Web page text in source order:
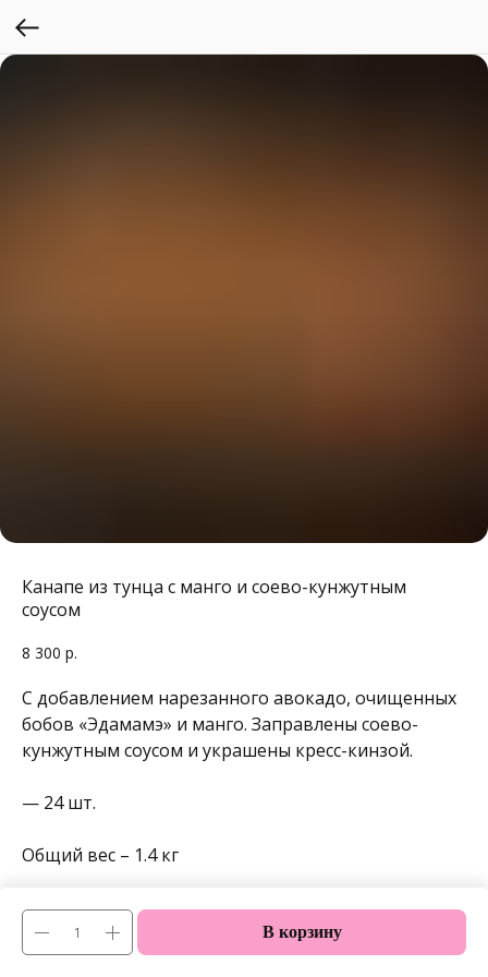
Канапе из тунца с манго и соево-кунжутным
соусом
8 300 р.
В корзину
C добавлением нарезанного авокадо, очищенных
бобов «Эдамамэ» и манго. Заправлены соево-
кунжутным соусом и украшены кресс-кинзой.
— 24 шт.
Общий вес – 1.4 кг